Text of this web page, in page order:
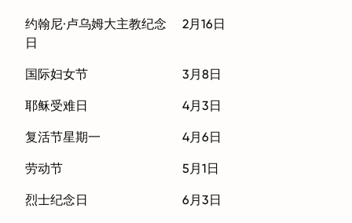
约翰尼·卢乌姆大主教纪念
日
2月16日
国际妇女节 3月8日
耶稣受难日 4月3日
复活节星期一 4月6日
劳动节 5月1日
烈士纪念日 6月3日